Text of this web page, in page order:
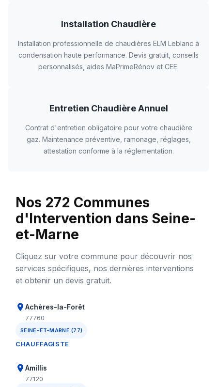
Installation Chaudière
Installation professionnelle de chaudières ELM Leblanc à
condensation haute performance. Devis gratuit, conseils
personnalisés, aides MaPrimeRénov et CEE.
Entretien Chaudière Annuel
Contrat d'entretien obligatoire pour votre chaudière
gaz. Maintenance préventive, ramonage, réglages,
attestation conforme à la réglementation.
Nos 272 Communes
d'Intervention dans Seine-
et-Marne
Cliquez sur votre commune pour découvrir nos
services spécifiques, nos dernières interventions
et obtenir un devis gratuit.
Achères-la-Forêt
77760
SEINE-ET-MARNE (77)
CHAUFFAGISTE
Amillis
77120